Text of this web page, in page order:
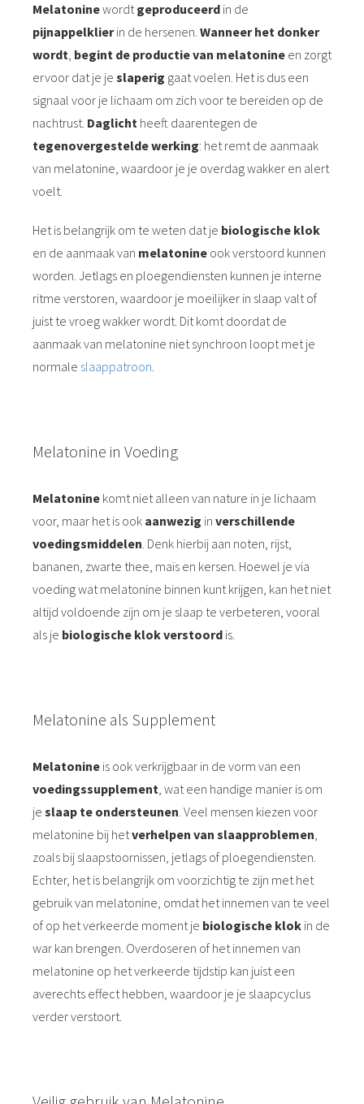
Melatoninewordtgeproduceerd in de
pijnappelklierin de hersenen. Wanneer het donker
wordt, begint de productie van melatonine en zorgt
ervoor dat je je slaperig gaat voelen. Het is dus een
signaal voor je lichaam om zich voor te bereiden op de
nachtrust. Daglicht heeft daarentegen de
tegenovergesteldewerking: het remt de aanmaak
van melatonine, waardoor je je overdag wakker en alert
voelt.
Het is belangrijk om te weten dat je biologische klok
en de aanmaak van melatonine ook verstoord kunnen
worden. Jetlags en ploegendiensten kunnen je interne
ritme verstoren, waardoor je moeilijker in slaap valt of
juist te vroeg wakker wordt. Dit komt doordat de
aanmaak van melatonine niet synchroon loopt met je
normale slaappatroon.
Melatonine in Voeding
Melatonine komt niet alleen van nature in je lichaam
voor, maar het is ook aanwezig in verschillende
voedingsmiddelen. Denk hierbij aan noten, rijst,
bananen, zwarte thee, maïs en kersen. Hoewel je via
voeding wat melatonine binnen kunt krijgen, kan het niet
altijd voldoende zijn om je slaap te verbeteren, vooral
als je biologische klok verstoord is.
Melatonine als Supplement
Melatonine is ook verkrijgbaar in de vorm van een
voedingssupplement, wat een handige manier is om
je slaap te ondersteunen. Veel mensen kiezen voor
melatonine bij hetverhelpen van slaapproblemen,
zoals bij slaapstoornissen, jetlags of ploegendiensten.
Echter, het is belangrijk om voorzichtig te zijn met het
gebruik van melatonine, omdat het innemen van te veel
of op het verkeerde moment je biologische klok in de
war kan brengen. Overdoseren of het innemen van
melatonine op het verkeerde tijdstip kan juist een
averechts effect hebben, waardoor je je slaapcyclus
verder verstoort.